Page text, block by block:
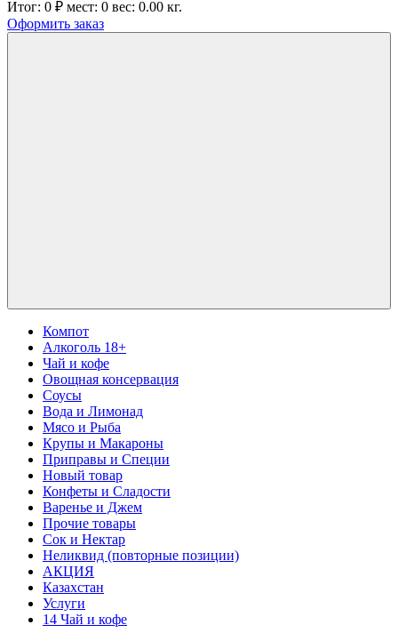
Итог: 0 ₽ мест: 0 вес: 0.00 кг.
Оформить заказ
Компот
Алкоголь 18+
Чай и кофе
Овощная консервация
Соусы
Вода и Лимонад
Мясо и Рыба
Крупы и Макароны
Приправы и Специи
Новый товар
Конфеты и Сладости
Варенье и Джем
Прочие товары
Сок и Нектар
Неликвид (повторные позиции)
АКЦИЯ
Казахстан
Услуги
14 Чай и кофе